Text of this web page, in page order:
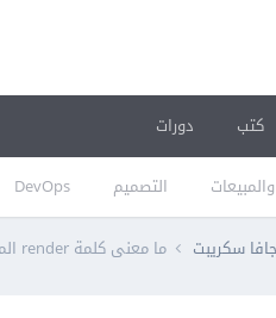
التصميم DevOps
كتب دورات
جافا سكريبت ما معنى كلمة render المستخدة فى ريأكت و ريأكت ناتيف ؟